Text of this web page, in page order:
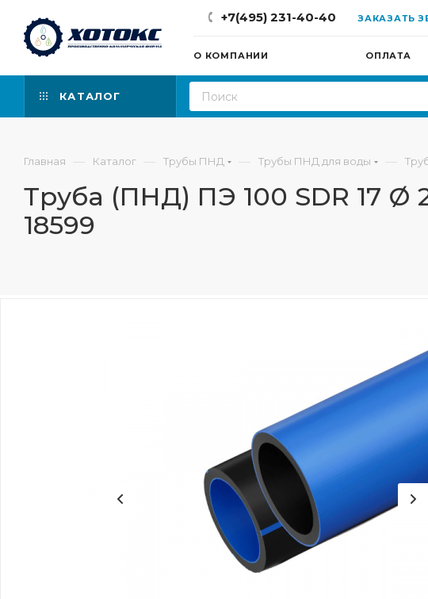
+7(495) 231-40-40 ЗАКАЗАТЬ
О КОМПАНИИ ОПЛАТА
КАТАЛОГ
Главная — Каталог — Трубы ПНД — Трубы ПНД для воды —
Труба (ПНД) ПЭ 100 SDR 17 Ø
18599